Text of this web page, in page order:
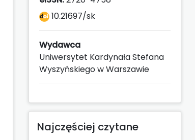
10.21697/sk
Wydawca
Uniwersytet Kardynała Stefana
Wyszyńskiego w Warszawie
Najczęściej czytane